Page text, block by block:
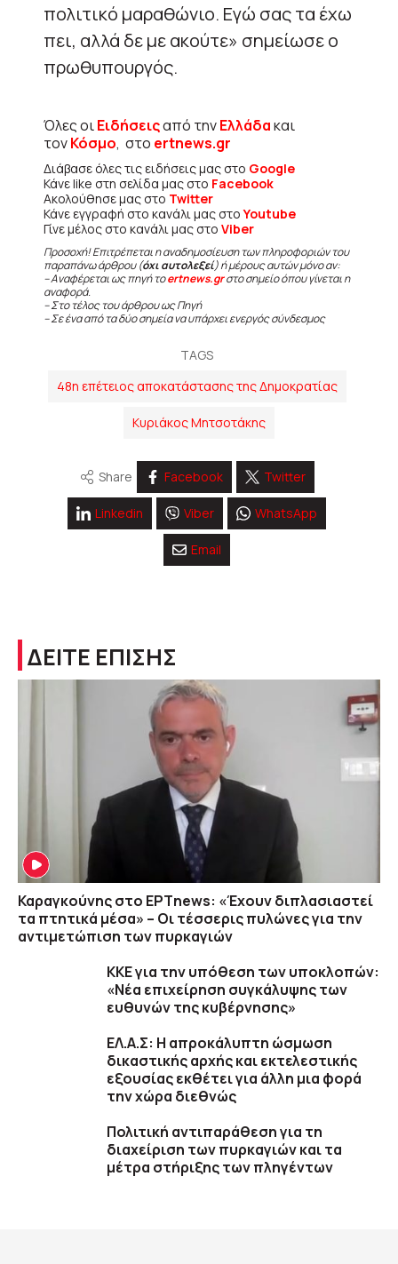
πολιτικό μαραθώνιο. Εγώ σας τα έχω
πει, αλλά δε με ακούτε» σημείωσε ο
πρωθυπουργός.
Όλες οιΕιδήσειςαπό τηνΕλλάδακαι
τονΚόσμο, στο ertnews.gr
Διάβασε όλες τις ειδήσεις μας στο Google
Κάνε like στη σελίδα μας στο Facebook
Ακολούθησε μας στο Twitter
Κάνε εγγραφή στο κανάλι μας στοYoutube
Γίνε μέλος στο κανάλι μας στο Viber
Προσοχή! Επιτρέπεται η αναδημοσίευση των πληροφοριών του
παραπάνω άρθρου (όχι αυτολεξεί) ή μέρους αυτών μόνο αν:
– Αναφέρεται ως πηγή τοertnews.grστο σημείο όπου γίνεται η
αναφορά.
– Στο τέλος του άρθρου ως Πηγή
– Σε ένα από τα δύο σημεία να υπάρχει ενεργός σύνδεσμος
TAGS
48η επέτειος αποκατάστασης της Δημοκρατίας
Κυριάκος Μητσοτάκης
Share Facebook Twitter
Linkedin Viber WhatsApp
Email
ΔΕΙΤΕ ΕΠΙΣΗΣ
Καραγκούνης στο ΕΡΤnews: «Έχουν διπλασιαστεί
τα πτητικά μέσα» – Οι τέσσερις πυλώνες για την
αντιμετώπιση των πυρκαγιών
ΚΚΕ για την υπόθεση των υποκλοπών:
«Νέα επιχείρηση συγκάλυψης των
ευθυνών της κυβέρνησης»
ΕΛ.Α.Σ: Η απροκάλυπτη ώσμωση
δικαστικής αρχής και εκτελεστικής
εξουσίας εκθέτει για άλλη μια φορά
την χώρα διεθνώς
Πολιτική αντιπαράθεση για τη
διαχείριση των πυρκαγιών και τα
μέτρα στήριξης των πληγέντων